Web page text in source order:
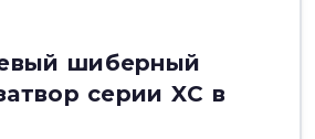
шиберный
серии XC в